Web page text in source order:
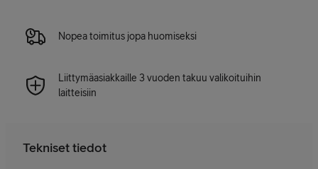
Nopea toimitus jopa huomiseksi
Liittymäasiakkaille 3 vuoden takuu valikoituihin
laitteisiin
Tekniset tiedot